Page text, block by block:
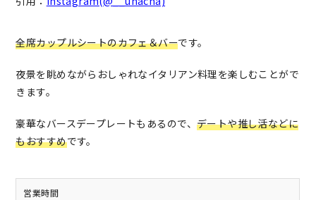
全席カップルシートのカフェ＆バーです。
夜景を眺めながらおしゃれなイタリアン料理を楽しむことがで
きます。
豪華なバースデープレートもあるので、 デートや推し活などに
もおすすめです。
営業時間